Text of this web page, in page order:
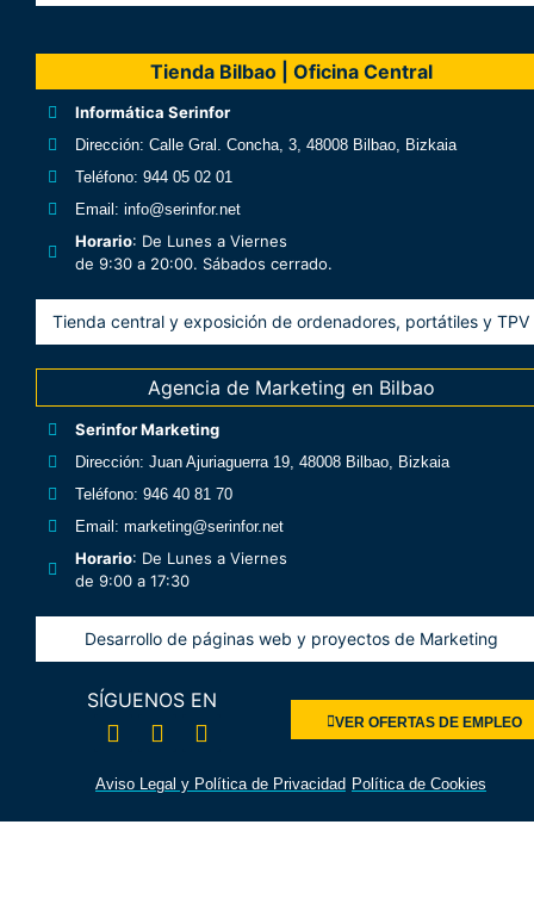
Tienda Bilbao | Oficina Central
Informática Serinfor
Dirección: Calle Gral. Concha, 3, 48008 Bilbao, Bizkaia
Teléfono: 944 05 02 01
Email : info@serinfor.net
Horario: De Lunes a Viernes
de 9:30 a 20:00. Sábados cerrado.
Tienda central y exposición de ordenadores, portátiles y TPV
Agencia de Marketing en Bilbao
Serinfor Marketing
Dirección: Juan Ajuriaguerra 19, 48008 Bilbao, Bizkaia
Teléfono: 946 40 81 70
Email : marketing@serinfor.net
Horario: De Lunes a Viernes
de 9:00 a 17:30
Desarrollo de páginas web y proyectos de Marketing
SÍGUENOS EN
VER OFERTAS DE EMPLEO
Aviso Legal y Política de Privacidad Política de Cookies